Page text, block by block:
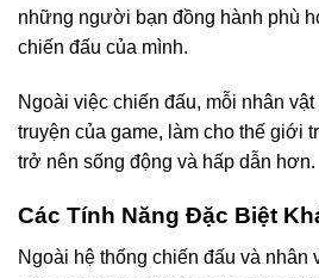
những người bạn đồng hành phù
chiến đấu của mình.
Ngoài việc chiến đấu, mỗi nhân
truyện của game, làm cho thế giới
trở nên sống động và hấp dẫn hơn.
Các Tính Năng Đặc Biệt
Ngoài hệ thống chiến đấu và nhân